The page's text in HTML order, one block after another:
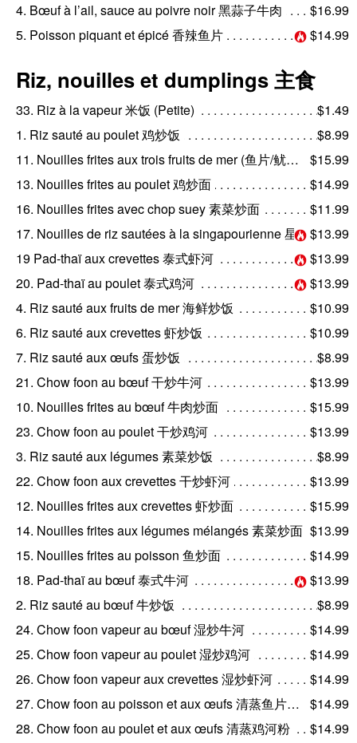
4. Bœuf à l’ail, sauce au poivre noir 黑蒜子牛肉
$16.99
5. Poisson piquant et épicé 香辣鱼片
$14.99
Riz, nouilles et dumplings 主食
33. Riz à la vapeur 米饭 (Petite)
$1.49
1. Riz sauté au poulet 鸡炒饭
$8.99
11. Nouilles frites aux trois fruits de mer (鱼片/鱿鱼/虾仁) 三鲜炒面
$15.99
13. Nouilles frites au poulet 鸡炒面
$14.99
16. Nouilles frites avec chop suey 素菜炒面
$11.99
17. Nouilles de riz sautées à la singapourienne 星洲炒米粉 (鸡肉/虾仁)$13.99
19 Pad-thaï aux crevettes 泰式虾河
$13.99
20. Pad-thaï au poulet 泰式鸡河
$13.99
4. Riz sauté aux fruits de mer 海鲜炒饭
$10.99
6. Riz sauté aux crevettes 虾炒饭
$10.99
7. Riz sauté aux œufs 蛋炒饭
$8.99
21. Chow foon au bœuf 干炒牛河
$13.99
10. Nouilles frites au bœuf 牛肉炒面
$15.99
23. Chow foon au poulet 干炒鸡河
$13.99
3. Riz sauté aux légumes 素菜炒饭
$8.99
22. Chow foon aux crevettes 干炒虾河
$13.99
12. Nouilles frites aux crevettes 虾炒面
$15.99
14. Nouilles frites aux légumes mélangés 素菜炒面 $13.99
15. Nouilles frites au poisson 鱼炒面
$14.99
18. Pad-thaï au bœuf 泰式牛河
$13.99
2. Riz sauté au bœuf 牛炒饭
$8.99
24. Chow foon vapeur au bœuf 湿炒牛河
$14.99
25. Chow foon vapeur au poulet 湿炒鸡河
$14.99
26. Chow foon vapeur aux crevettes 湿炒虾河
$14.99
27. Chow foon au poisson et aux œufs 清蒸鱼片河粉
$14.99
28. Chow foon au poulet et aux œufs 清蒸鸡河粉
$14.99